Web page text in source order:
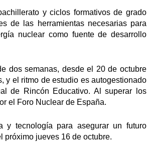
y ciclos formativos de grado
de las herramientas necesarias para
nuclear como fuente de desarrollo
dos semanas, desde el 20 de octubre
y el ritmo de estudio es autogestionado
de Rincón Educativo. Al superar los
el Foro Nuclear de España.
y tecnología para asegurar un futuro
próximo jueves 16 de octubre.